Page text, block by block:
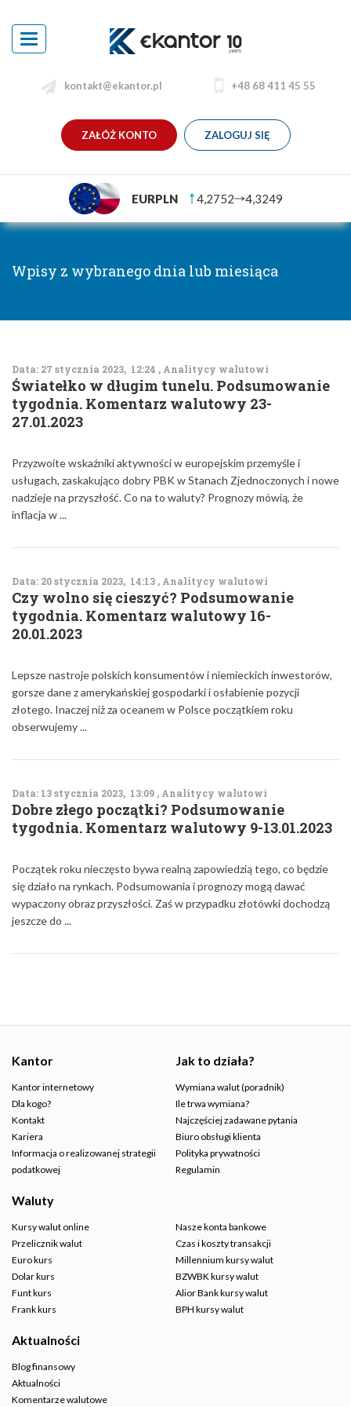
Toggle
navigation
kontakt@ekantor.pl +48 68 411 45 55
ZAŁÓŻ KONTO ZALOGUJ SIĘ
EURPLN 4,2752 4,3249
Wpisy z wybranego dnia lub miesiąca
Data: 27 stycznia 2023, 12:24 , Analitycy walutowi
Światełko w długim tunelu. Podsumowanie
tygodnia. Komentarz walutowy 23-
27.01.2023
Przyzwoite wskaźniki aktywności w europejskim przemyśle i
usługach, zaskakująco dobry PBK w Stanach Zjednoczonych i nowe
nadzieje na przyszłość. Co na to waluty? Prognozy mówią, że
inflacja w ...
Data: 20 stycznia 2023, 14:13 , Analitycy walutowi
Czy wolno się cieszyć? Podsumowanie
tygodnia. Komentarz walutowy 16-
20.01.2023
Lepsze nastroje polskich konsumentów i niemieckich inwestorów,
gorsze dane z amerykańskiej gospodarki i osłabienie pozycji
złotego. Inaczej niż za oceanem w Polsce początkiem roku
obserwujemy ...
Data: 13 stycznia 2023, 13:09 , Analitycy walutowi
Dobre złego początki? Podsumowanie
tygodnia. Komentarz walutowy 9-13.01.2023
Początek roku nieczęsto bywa realną zapowiedzią tego, co będzie
się działo na rynkach. Podsumowania i prognozy mogą dawać
wypaczony obraz przyszłości. Zaś w przypadku złotówki dochodzą
jeszcze do ...
Kantor
Kantor internetowy
Dla kogo?
Kontakt
Kariera
Informacja o realizowanej strategii
podatkowej
Jak to działa?
Wymiana walut (poradnik)
Ile trwa wymiana?
Najczęściej zadawane pytania
Biuro obsługi klienta
Polityka prywatności
Regulamin
Waluty
Kursy walut online
Przelicznik walut
Euro kurs
Dolar kurs
Funt kurs
Frank kurs
Nasze konta bankowe
Czas i koszty transakcji
Millennium kursy walut
BZWBK kursy walut
Alior Bank kursy walut
BPH kursy walut
Aktualności
Blog finansowy
Aktualności
Komentarze walutowe